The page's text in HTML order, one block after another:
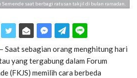
Semende saat berbagi ratusan takjil di bulan ramadan.
Saat sebagian orang menghitung hari
yang tergabung dalam Forum
(FKJS) memilih cara berbeda